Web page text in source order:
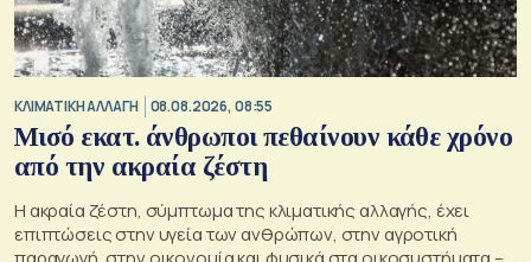
ΚΛΙΜΑΤΙΚΗ ΑΛΛΑΓΗ 08.08.2026, 08:55
Μισό εκατ. άνθρωποι πεθαίνουν κάθε χρόνο
από την ακραία ζέστη
Η ακραία ζέστη, σύμπτωμα της κλιματικής αλλαγής, έχει
επιπτώσεις στην υγεία των ανθρώπων, στην αγροτική